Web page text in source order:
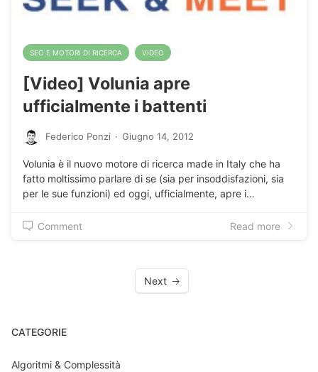
SEO E MOTORI DI RICERCA VIDEO
[Video] Volunia apre
ufficialmente i battenti
Federico Ponzi · Giugno 14, 2012
Volunia è il nuovo motore di ricerca made in Italy che ha
fatto moltissimo parlare di se (sia per insoddisfazioni, sia
per le sue funzioni) ed oggi, ufficialmente, apre i…
Comment Read more
Next
CATEGORIE
Algoritmi & Complessità